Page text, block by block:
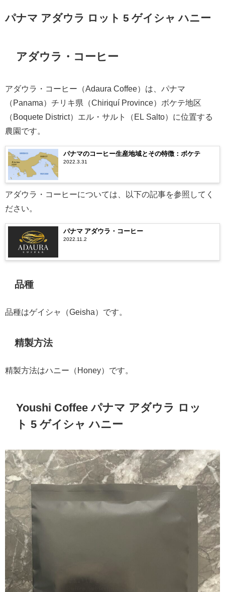
パナマ アダウラ ロット 5 ゲイシャ ハニー
アダウラ・コーヒー
アダウラ・コーヒー（Adaura Coffee）は、パナマ
（Panama）チリキ県（Chiriquí Province）ボケテ地区
（Boquete District）エル・サルト（EL Salto）に位置する
農園です。
パナマのコーヒー生産地域とその特徴：ボケテ
2022.3.31
アダウラ・コーヒーについては、以下の記事を参照してく
ださい。
パナマ アダウラ・コーヒー
2022.11.2
品種
品種はゲイシャ（Geisha）です。
精製方法
精製方法はハニー（Honey）です。
Youshi Coffee パナマ アダウラ ロッ
ト 5 ゲイシャ ハニー